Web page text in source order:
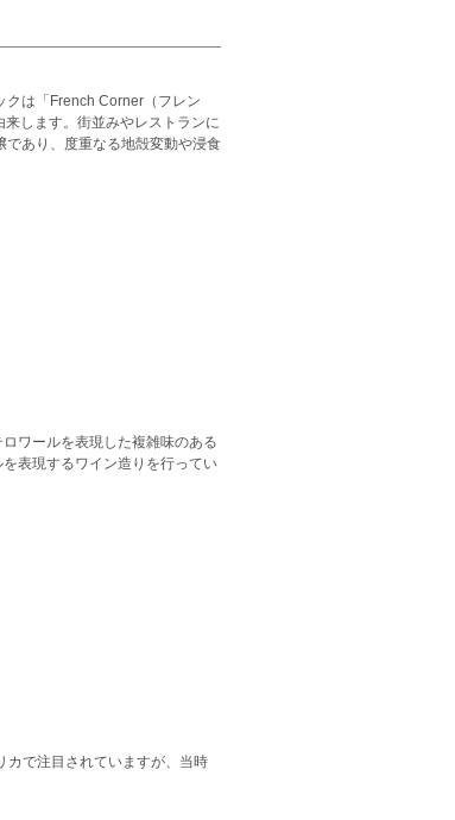
クは「French Corner（フレン
します。街並みやレストランに
であり、度重なる地殻変動や浸食
ワールを表現した複雑味のある
表現するワイン造りを行ってい
カで注目されていますが、当時